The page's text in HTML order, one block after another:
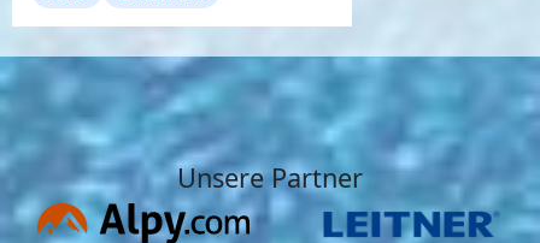
in Frankreich ...
Unsere Partner